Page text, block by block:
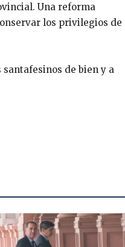
Una reforma
los privilegios de
de bien y a